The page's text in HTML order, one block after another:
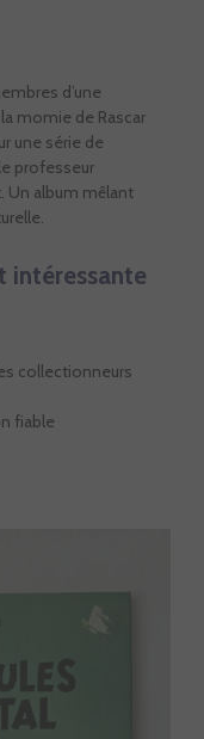
d’une
momie de Rascar
une série de
professeur
Un album mêlant
intéressante
collectionneurs
fiable